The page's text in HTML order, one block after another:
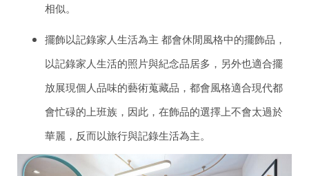
相似。
擺飾以記錄家人生活為主 都會休閒風格中的擺飾品，
以記錄家人生活的照片與紀念品居多，另外也適合擺
放展現個人品味的藝術蒐藏品，都會風格適合現代都
會忙碌的上班族，因此，在飾品的選擇上不會太過於
華麗，反而以旅行與記錄生活為主。